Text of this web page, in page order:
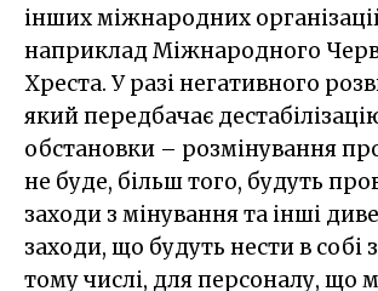
інших міжнародних
наприклад Міжнародного
Хреста. У разі негативного
який передбачає
обстановки – розмінування
не буде, більш того, будуть
заходи з мінування та інші
заходи, що будуть нести в собі
тому числі, для персоналу, що